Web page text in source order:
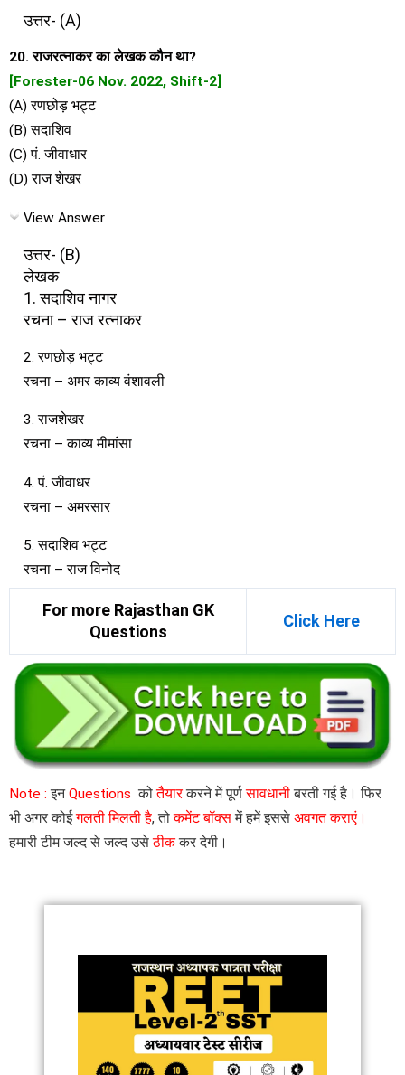
उत्तर- (A)
20. राजरत्नाकर का लेखक कौन था?
[Forester-06 Nov. 2022, Shift-2]
(A) रणछोड़ भट्ट
(B) सदाशिव
(C) पं. जीवाधार
(D) राज शेखर
View Answer
उत्तर- (B)
लेखक
1. सदाशिव नागर
रचना – राज रत्नाकर
2. रणछोड़ भट्ट
रचना – अमर काव्य वंशावली
3. राजशेखर
रचना – काव्य मीमांसा
4. पं. जीवाधर
रचना – अमरसार
5. सदाशिव भट्ट
रचना – राज विनोद
For more Rajasthan GK
Questions
Click Here
Note : इनQuestions कोतैयारकरने में पूर्णसावधानीबरती गई है। फिर
भी अगर कोईगलती मिलती है, तोकमेंट बॉक्समें हमें इससे अवगत कराएं।
हमारी टीम जल्द से जल्द उसेठीककर देगी।